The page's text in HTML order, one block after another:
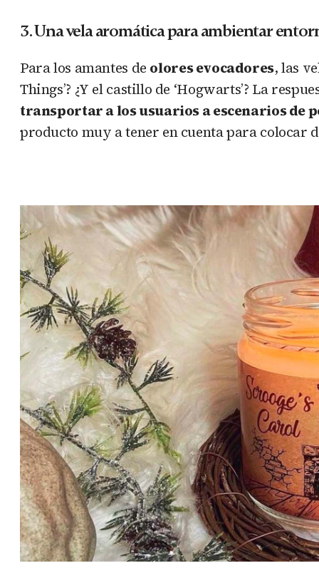
3. Una vela aromática para ambientar
Para los amantes de olores evocadores, las
Things’? ¿Y el castillo de ‘Hogwarts’? La
transportar a los usuarios a escenarios de
producto muy a tener en cuenta para colocar